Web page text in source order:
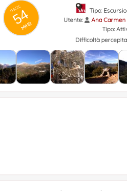
GRSIC
54
Metà
Tipo:
Utente:
Ana Carmen
Tipo:
Difficoltà